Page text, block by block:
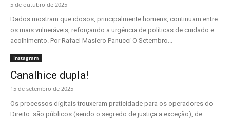
5 de outubro de 2025
Dados mostram que idosos, principalmente homens, continuam entre
os mais vulneráveis, reforçando a urgência de políticas de cuidado e
acolhimento. Por Rafael Masiero Panucci O Setembro...
Instagram
Canalhice dupla!
15 de setembro de 2025
Os processos digitais trouxeram praticidade para os operadores do
Direito: são públicos (sendo o segredo de justiça a exceção), de